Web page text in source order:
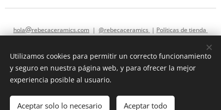
Añadir a la cesta
hola@rebecaceramics.com | @rebecaceramics | Políticas de tienda
hola@rebecaceramics.com Cookies
Utilizamos cookies para permitir un correcto funcionamiento
y seguro en nuestra página web, y para ofrecer la mejor
experiencia posible al usuario.
Aceptar solo lo necesario Aceptar todo